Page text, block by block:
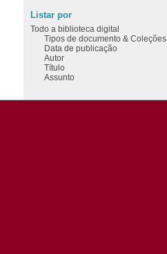
Listar por
Todo a biblioteca digital
Tipos de documento & Coleções
Data de publicação
Autor
Título
Assunto